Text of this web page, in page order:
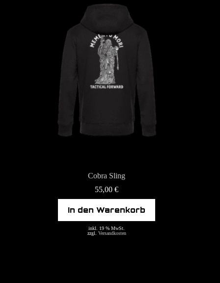
Cobra Sling
55,00€
In den Warenkorb
inkl. 19 % MwSt.
zzgl. Versandkosten